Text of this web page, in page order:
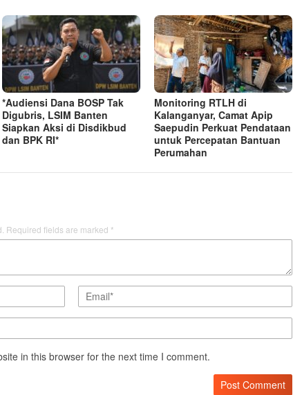
*Audiensi Dana BOSP Tak
Digubris, LSIM Banten
Siapkan Aksi di Disdikbud
dan BPK RI*
Monitoring RTLH di
Kalanganyar, Camat Apip
Saepudin Perkuat Pendataan
untuk Percepatan Bantuan
Perumahan
Required fields are marked *
in this browser for the next time I comment.